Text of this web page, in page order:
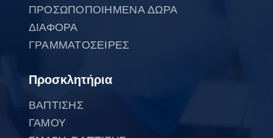
ΠΡΟΣΩΠΟΠΟΙΗΜΕΝΑ ΔΩΡΑ
ΔΙΑΦΟΡΑ
ΓΡΑΜΜΑΤΟΣΕΙΡΕΣ
Προσκλητήρια
ΒΑΠΤΙΣΗΣ
ΓΑΜΟΥ